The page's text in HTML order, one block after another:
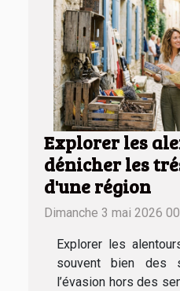
Explorer les
dénicher les
d'une région
Dimanche 3 mai 2026
Explorer les
souvent bien des
l’évasion hors des